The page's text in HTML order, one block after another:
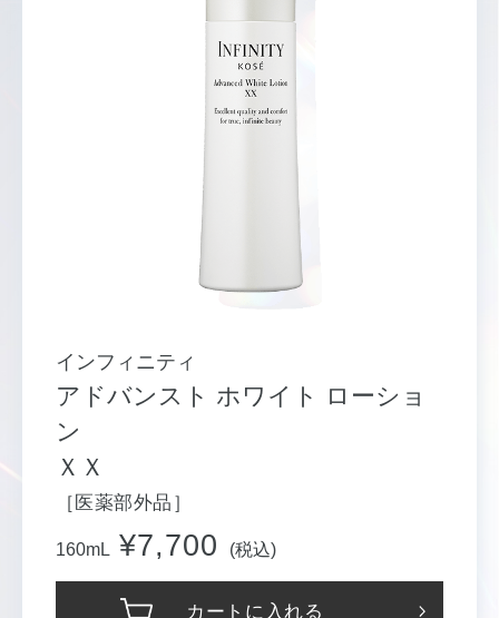
インフィニティ
アドバンスト ホワイト ローショ
ン
ＸＸ
［医薬部外品］
160mL ¥7,700 (税込)
カートに入れる